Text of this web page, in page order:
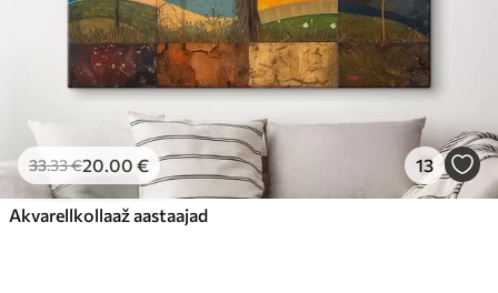
33.33€20.00 € 13
Akvarellkollaaž aastaajad